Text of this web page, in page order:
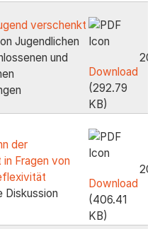
verschenkt
Jugendlichen
und
Download
(292.79
KB)
der
Fragen von
Diskussion
Download
(406.41
KB)